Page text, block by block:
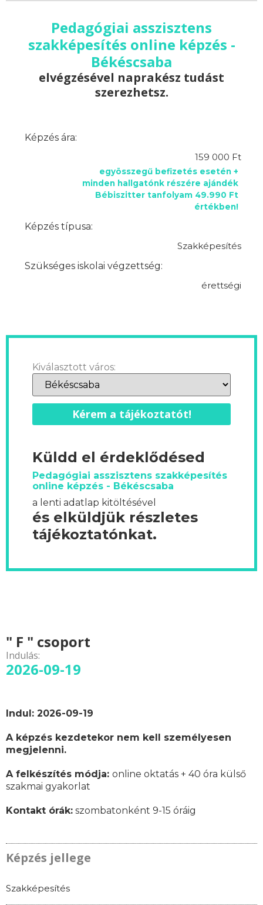
Pedagógiai asszisztens
szakképesítés online képzés -
Békéscsaba
elvégzésével naprakész tudást
szerezhetsz.
Képzés ára:
159 000 Ft
egyösszegű befizetés esetén +
minden hallgatónk részére ajándék
Bébiszitter tanfolyam 49.990 Ft
értékben!
Képzés típusa:
Szakképesítés
Szükséges iskolai végzettség:
érettségi
Kiválasztott város:
Kérem a tájékoztatót!
Küldd el érdeklődésed
Pedagógiai asszisztens szakképesítés
online képzés - Békéscsaba
a lenti adatlap kitöltésével
és elküldjük részletes
tájékoztatónkat.
" F " csoport
Indulás:
2026-09-19
Indul: 2026-09-19
A képzés kezdetekor nem kell személyesen
megjelenni.
A felkészítés módja: online oktatás + 40 óra külső
szakmai gyakorlat
Kontakt órák: szombatonként 9-15 óráig
Képzés jellege
Szakképesítés